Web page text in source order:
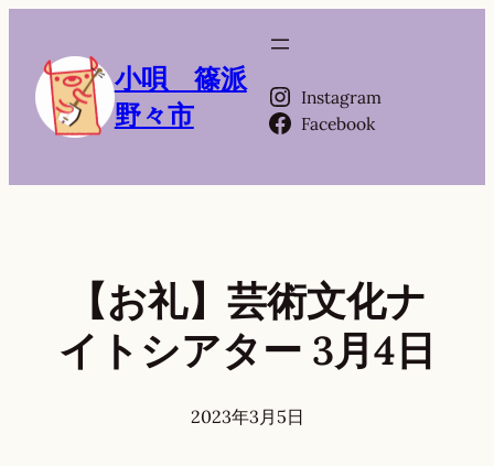
小唄 篠派
野々市
Instagram
Facebook
【お礼】芸術文化ナ
イトシアター 3月4日
2023年3月5日